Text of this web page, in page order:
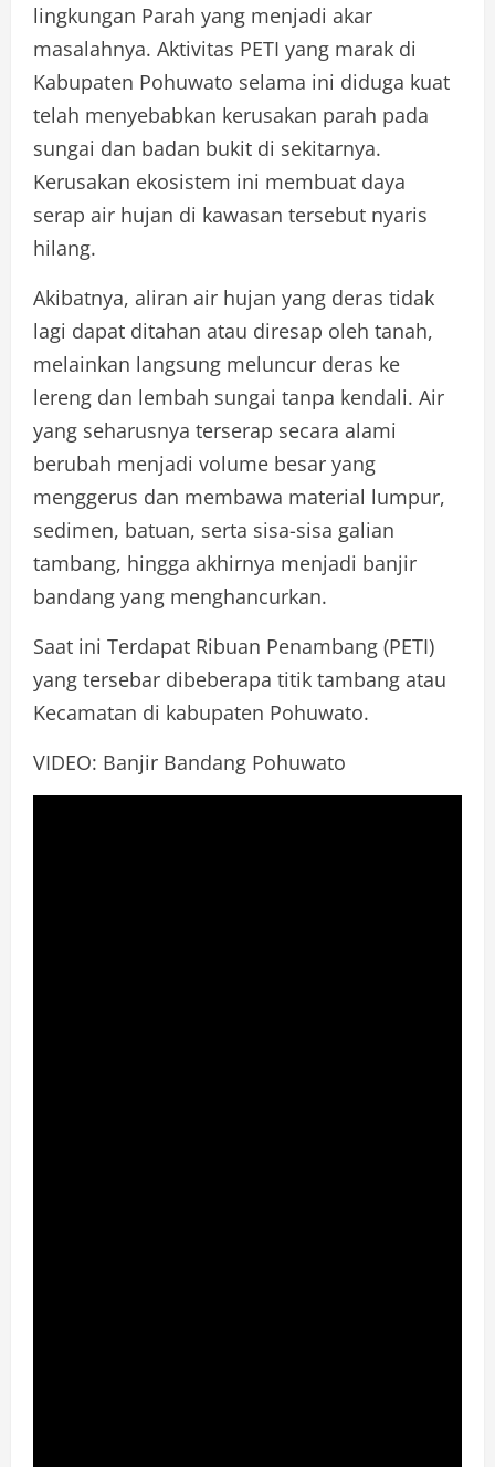
lingkungan Parah yang menjadi akar
masalahnya. Aktivitas PETI yang marak di
Kabupaten Pohuwato selama ini diduga kuat
telah menyebabkan kerusakan parah pada
sungai dan badan bukit di sekitarnya.
Kerusakan ekosistem ini membuat daya
serap air hujan di kawasan tersebut nyaris
hilang.
Akibatnya, aliran air hujan yang deras tidak
lagi dapat ditahan atau diresap oleh tanah,
melainkan langsung meluncur deras ke
lereng dan lembah sungai tanpa kendali. Air
yang seharusnya terserap secara alami
berubah menjadi volume besar yang
menggerus dan membawa material lumpur,
sedimen, batuan, serta sisa-sisa galian
tambang, hingga akhirnya menjadi banjir
bandang yang menghancurkan.
Saat ini Terdapat Ribuan Penambang (PETI)
yang tersebar dibeberapa titik tambang atau
Kecamatan di kabupaten Pohuwato.
VIDEO: Banjir Bandang Pohuwato